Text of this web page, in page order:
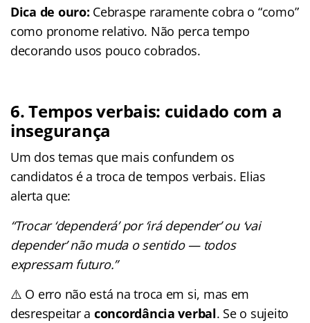
Dica de ouro: Cebraspe raramente cobra o “como”
como pronome relativo. Não perca tempo
decorando usos pouco cobrados.
6.Tempos verbais: cuidado com a
insegurança
Um dos temas que mais confundem os
candidatos é a troca de tempos verbais. Elias
alerta que:
“Trocar ‘dependerá’ por ‘irá depender’ ou ‘vai
depender’ não muda o sentido — todos
expressam futuro.”
⚠️ O erro não está na troca em si, mas em
desrespeitar a concordância verbal. Se o sujeito